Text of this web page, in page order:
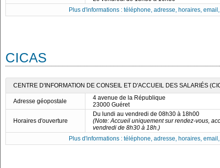
Plus d'informations : téléphone, adresse, horaires,
CICAS
CENTRE D'INFORMATION DE CONSEIL ET D'ACCUEIL DES SALARIÉS
Adresse géopostale
4 avenue de la République
23000 Guéret
Horaires d'ouverture
Du lundi au vendredi de 08h30 à 18h00
(Note: Accueil uniquement sur rendez-vous,
vendredi de 8h30 à 18h.)
Plus d'informations : téléphone, adresse, horaires,